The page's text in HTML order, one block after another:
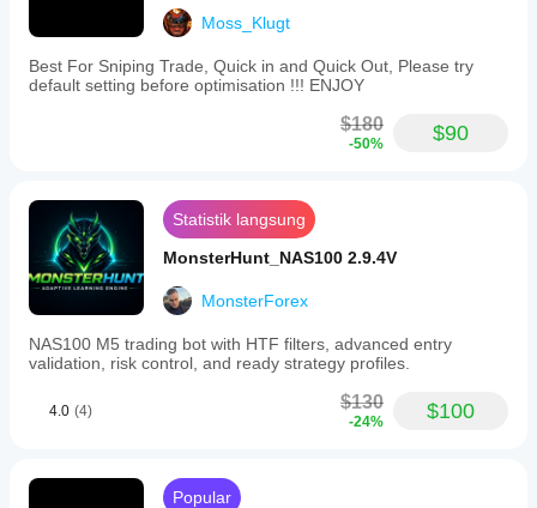
Moss_Klugt
Best For Sniping Trade, Quick in and Quick Out, Please try
default setting before optimisation !!! ENJOY
$180
-50% $90
Statistik langsung
MonsterHunt_NAS100 2.9.4V
MonsterForex
NAS100 M5 trading bot with HTF filters, advanced entry
validation, risk control, and ready strategy profiles.
4.0 (4) $130
-24% $100
Popular